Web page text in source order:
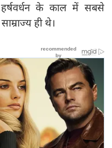
के काल में सबसे
ही थे।